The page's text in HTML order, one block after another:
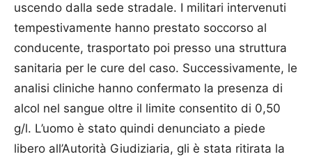
uscendo dalla sede stradale. I militari intervenuti
tempestivamente hanno prestato soccorso al
conducente, trasportato poi presso una struttura
sanitaria per le cure del caso. Successivamente, le
analisi cliniche hanno confermato la presenza di
alcol nel sangue oltre il limite consentito di 0,50
g/l. L’uomo è stato quindi denunciato a piede
libero all’Autorità Giudiziaria, gli è stata ritirata la